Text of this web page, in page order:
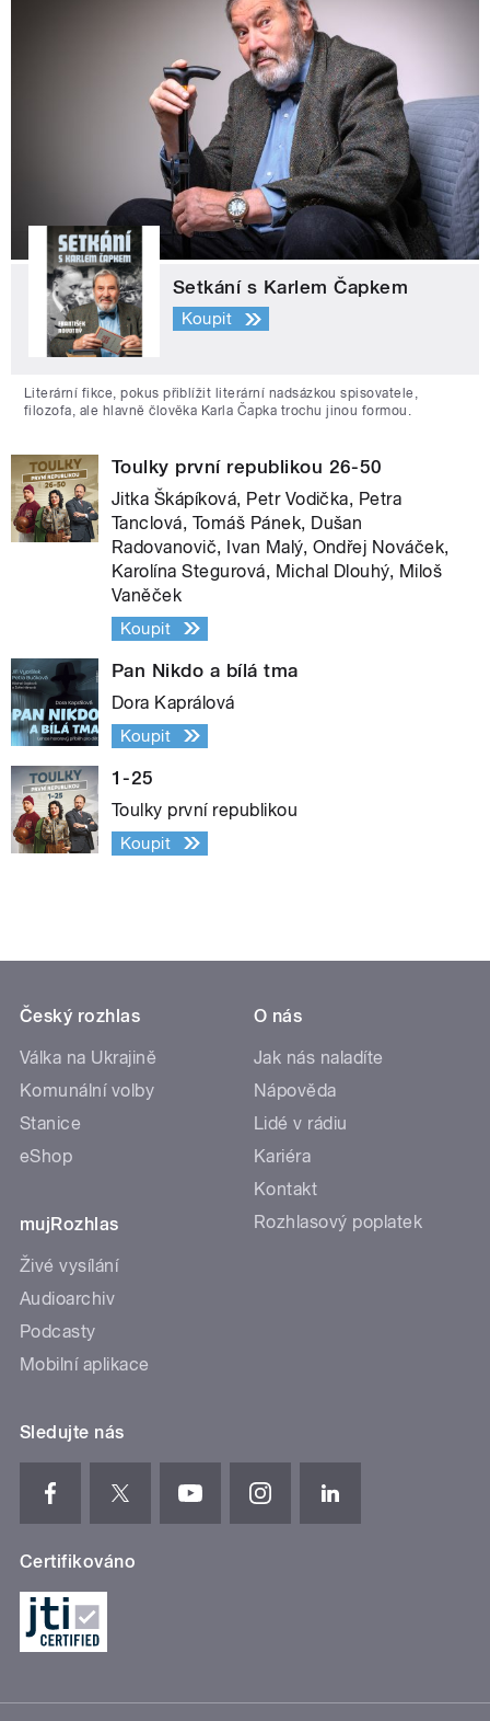
Setkání s Karlem Čapkem
Koupit
Literární fikce, pokus přiblížit literární nadsázkou spisovatele,
filozofa, ale hlavně člověka Karla Čapka trochu jinou formou.
Toulky první republikou 26-50
Jitka Škápíková, Petr Vodička, Petra
Tanclová, Tomáš Pánek, Dušan
Radovanovič, Ivan Malý, Ondřej Nováček,
Karolína Stegurová, Michal Dlouhý, Miloš
Vaněček
Koupit
Pan Nikdo a bílá tma
Dora Kaprálová
Koupit
1-25
Toulky první republikou
Koupit
Český rozhlas
Válka na Ukrajině
Komunální volby
Stanice
eShop
mujRozhlas
Živé vysílání
Audioarchiv
Podcasty
Mobilní aplikace
O nás
Jak nás naladíte
Nápověda
Lidé v rádiu
Kariéra
Kontakt
Rozhlasový poplatek
Sledujte nás
Certifikováno